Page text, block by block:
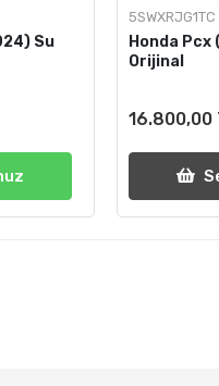
Su
5SWXRJG1TC
Honda
Orijinal
16.800,00